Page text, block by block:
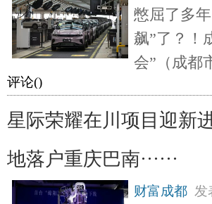
憋屈了多
飙”了？！
会”（成都
评论()
星际荣耀在川项目迎新
地落户重庆巴南······
财富成都 发